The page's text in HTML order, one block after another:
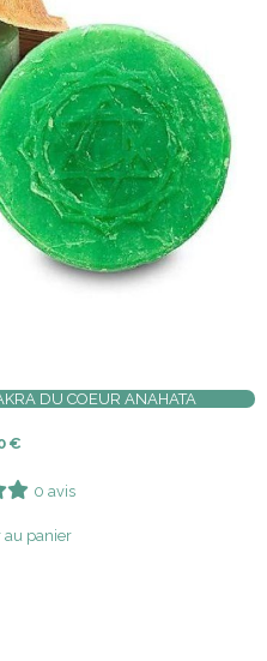
DU COEUR ANAHATA
€
0 avis
au panier